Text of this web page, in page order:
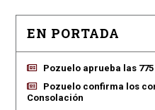
EN PORTADA
Pozuelo aprueba las
Pozuelo confirma los
Consolación